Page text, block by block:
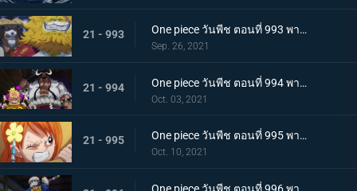
21 - 993 One piece วันพีช ตอนที่ 993 พากย์ไทย ระเบิด! พันธนาการที่มัดอิสระของยามาโตะ
Sep. 26, 2021
21 - 994 One piece วันพีช ตอนที่ 994 พากย์ไทย ปลอกดาบแดงดวลกันตัวต่อตัว คิคุโนะโจ ปะทะ คันจูโร่
Oct. 03, 2021
21 - 995 One piece วันพีช ตอนที่ 995 พากย์ไทย จู่โจมปณิธานของโอเด้งที่สืบทอดมา
Oct. 10, 2021
One piece วันพีช ตอนที่ 996 พากย์ไทย โอนิกาชิมะสั่นสะเทือน ลูฟี่เริ่มสงครามเต็มรูปแบบ